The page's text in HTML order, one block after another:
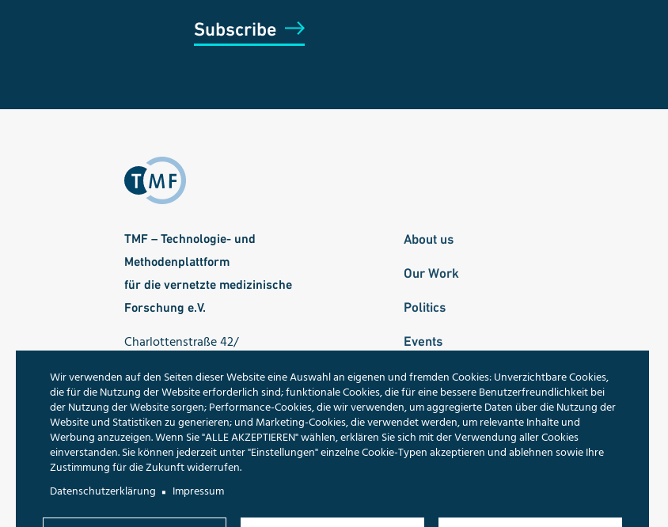
Subscribe
TMF – Technologie- und
Methodenplattform
für die vernetzte medizinische
Forschung e.V.
Charlottenstraße 42/
10117 Berlin
Tel.: 030 - 22 00 24 70
Fax: 030 - 22 00 24 799
E-Mail:info@tmf-ev.de
About us
Our Work
Politics
Events
Publications
Our Topics
Search
Wir verwenden auf den Seiten dieser Website eine Auswahl an eigenen und fremden Cookies: Unverzichtbare Cookies,
die für die Nutzung der Website erforderlich sind; funktionale Cookies, die für eine bessere Benutzerfreundlichkeit bei
der Nutzung der Website sorgen; Performance-Cookies, die wir verwenden, um aggregierte Daten über die Nutzung der
Website und Statistiken zu generieren; und Marketing-Cookies, die verwendet werden, um relevante Inhalte und
Werbung anzuzeigen. Wenn Sie "ALLE AKZEPTIEREN" wählen, erklären Sie sich mit der Verwendung aller Cookies
einverstanden. Sie können jederzeit unter "Einstellungen" einzelne Cookie-Typen akzeptieren und ablehnen sowie Ihre
Zustimmung für die Zukunft widerrufen.
Datenschutzerklärung
Impressum